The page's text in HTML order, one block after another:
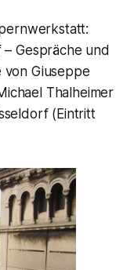
Gespräche und
Giuseppe
Thalheimer
(Eintritt